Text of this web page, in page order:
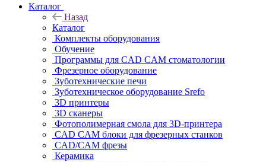
Каталог
Назад
Каталог
Комплекты оборудования
Обучение
Программы для CAD CAM стоматологии
Фрезерное оборудование
Зуботехнические печи
Зуботехническое оборудование Srefo
3D принтеры
3D сканеры
Фотополимерная смола для 3D-принтера
CAD CAM блоки для фрезерных станков
CAD/CAM фрезы
Керамика